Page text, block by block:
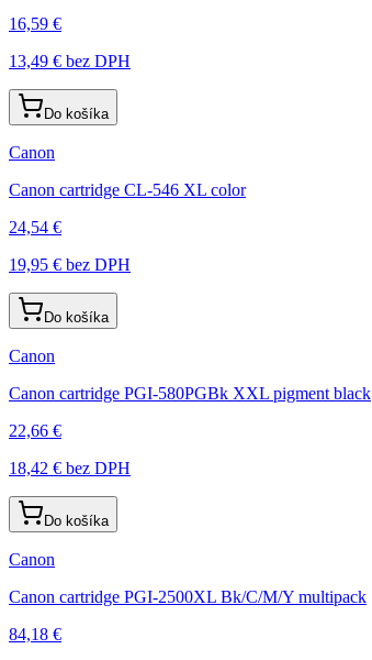
16,59 €
13,49 € bez DPH
Do košíka
Canon
Canon cartridge CL-546 XL color
24,54 €
19,95 € bez DPH
Do košíka
Canon
Canon cartridge PGI-580PGBk XXL pigment black
22,66 €
18,42 € bez DPH
Do košíka
Canon
Canon cartridge PGI-2500XL Bk/C/M/Y multipack
84,18 €